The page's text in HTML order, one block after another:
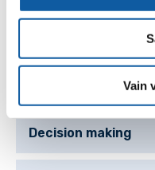
Vain
Mon 9 am to 5 pm
Tue, Thu – Fri 9 am to
Below you can find
Decision making